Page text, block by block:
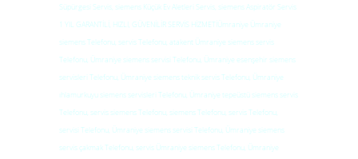
Süpürgesi Servis, siemens Küçük Ev Aletleri Servis, siemens Aspiratör Servis
1 YIL GARANTİLİ, HIZLI, GÜVENİLİR SERVİS HİZMETİÜmraniye Ümraniye
siemens Telefonu, servis Telefonu, atakent Ümraniye siemens servis
Telefonu, Ümraniye siemens servisi Telefonu, Ümraniye esenşehir siemens
servisleri Telefonu, Ümraniye siemens teknik servis Telefonu, Ümraniye
ıhlamurkuyu siemens servisleri Telefonu, Ümraniye tepeüstü siemens servis
Telefonu, servis siemens Telefonu, siemens Telefonu, servis Telefonu,
servisi Telefonu, Ümraniye siemens servisi Telefonu, Ümraniye siemens
servis çakmak Telefonu, servis Ümraniye siemens Telefonu, Ümraniye